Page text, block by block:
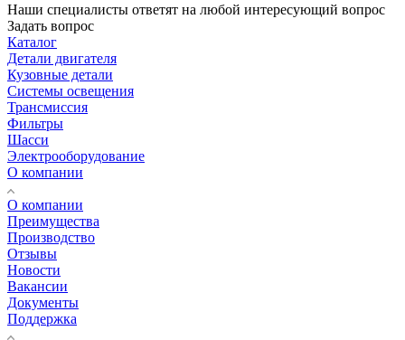
Наши специалисты ответят на любой интересующий вопрос
Задать вопрос
Каталог
Детали двигателя
Кузовные детали
Системы освещения
Трансмиссия
Фильтры
Шасси
Электрооборудование
О компании
О компании
Преимущества
Производство
Отзывы
Новости
Вакансии
Документы
Поддержка